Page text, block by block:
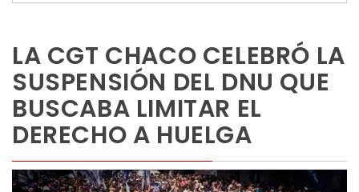
LA CGT CHACO CELEBRÓ LA
SUSPENSIÓN DEL DNU QUE
BUSCABA LIMITAR EL
DERECHO A HUELGA